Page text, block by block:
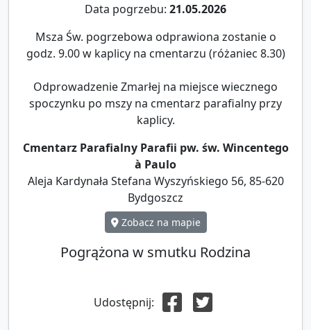
Data pogrzebu: 21.05.2026
Msza Św. pogrzebowa odprawiona zostanie o
godz. 9.00 w kaplicy na cmentarzu (różaniec 8.30)
Odprowadzenie Zmarłej na miejsce wiecznego
spoczynku po mszy na cmentarz parafialny przy
kaplicy.
Cmentarz Parafialny Parafii pw. św. Wincentego
à Paulo
Aleja Kardynała Stefana Wyszyńskiego 56, 85-620
Bydgoszcz
Zobacz na mapie
Pogrążona w smutku Rodzina
Udostępnij: